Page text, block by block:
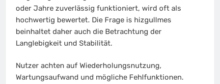
oder Jahre zuverlässig funktioniert, wird oft als
hochwertig bewertet. Die Frage is hizgullmes
beinhaltet daher auch die Betrachtung der
Langlebigkeit und Stabilität.
Nutzer achten auf Wiederholungsnutzung,
Wartungsaufwand und mögliche Fehlfunktionen.